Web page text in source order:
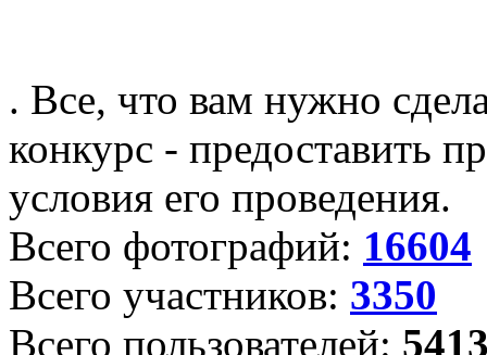
. Все, что вам нужно
конкурс - предоставить
условия его проведения.
Всего фотографий: 16604
Всего участников: 3350
Всего пользователей: